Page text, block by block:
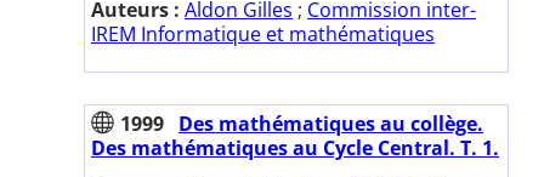
Auteurs : Aldon Gilles ; Commission inter-
IREM Informatique et mathématiques
1999 Des mathématiques au collège.
Des mathématiques au Cycle Central. T. 1.